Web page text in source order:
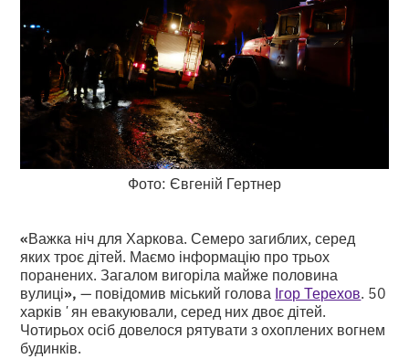
Фото: Євгеній Гертнер
«Важка ніч для Харкова. Семеро загиблих, серед
яких троє дітей. Маємо інформацію про трьох
поранених. Загалом вигоріла майже половина
вулиці»,— повідомив міський голова Ігор Терехов. 50
харківʼян евакуювали, серед них двоє дітей.
Чотирьох осіб довелося рятувати з охоплених вогнем
будинків.